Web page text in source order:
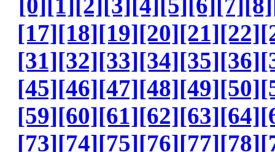
[17][18][19][20][21][22]
[31][32][33][34][35][36]
[45][46][47][48][49][50]
[59][60][61][62][63][64]
[73][74][75][76][77][78]